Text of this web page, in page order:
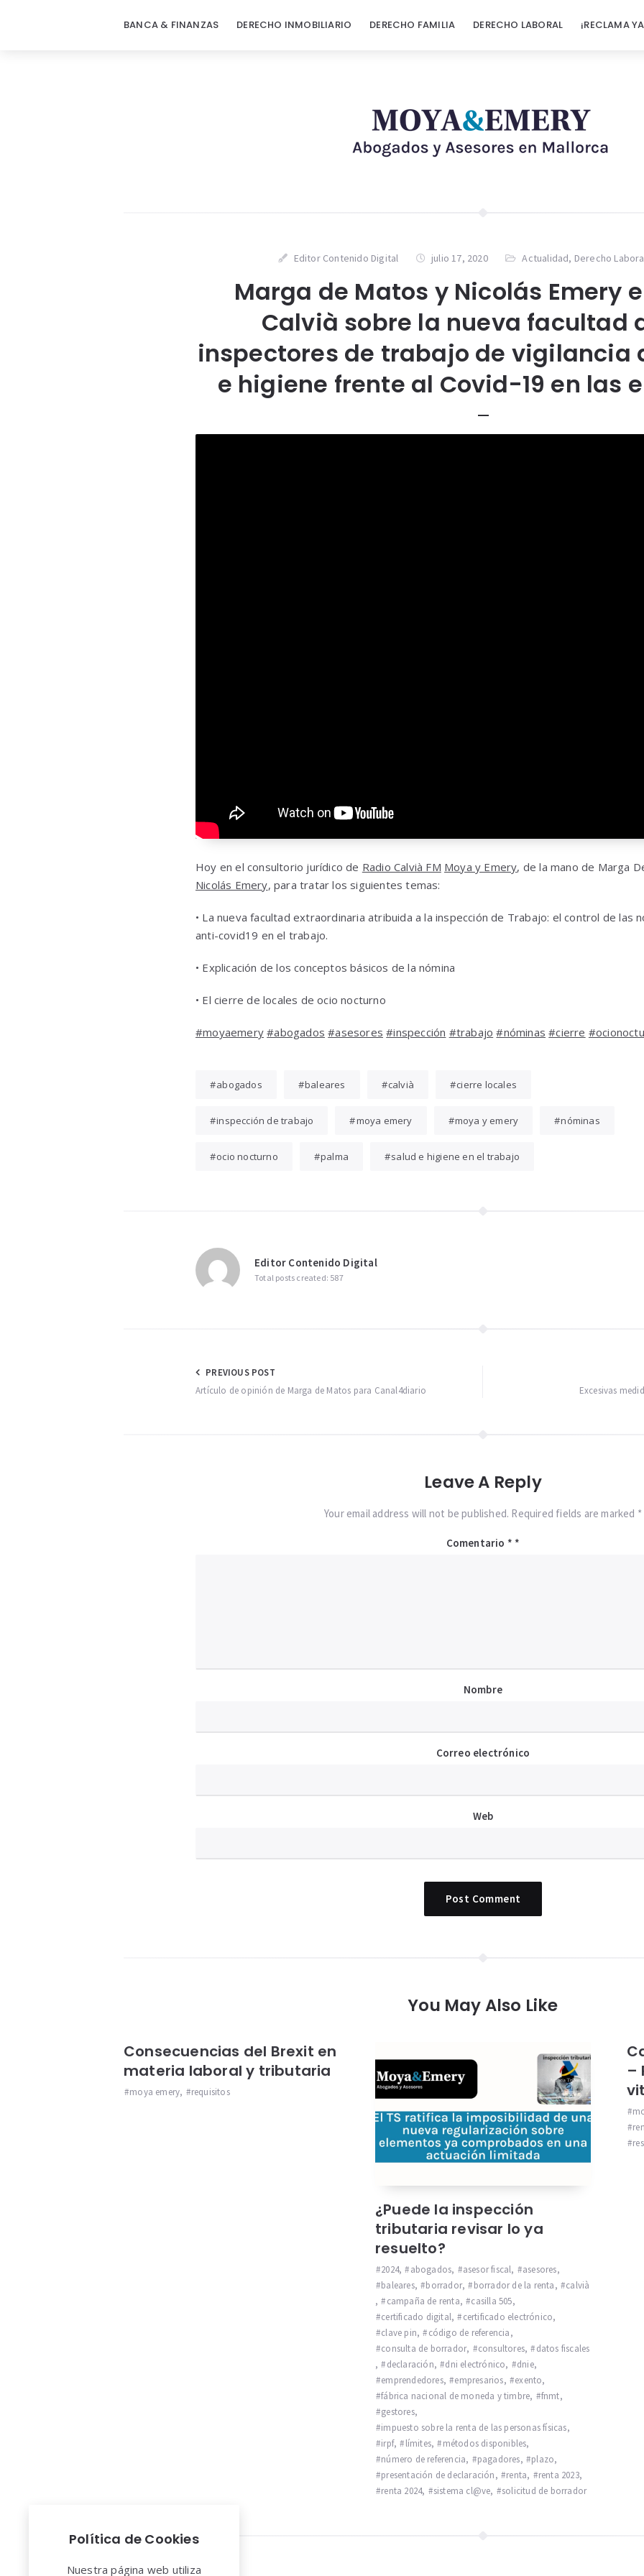
BANCA & FINANZAS DERECHO INMOBILIARIO DERECHO FAMILIA DERECHO LABORAL ¡RECLAMA
Editor Contenido Digital julio 17, 2020 Actualidad, Derecho
Marga de Matos y Nicolás Emery
Calvià sobre la nueva facultad
inspectores de trabajo de vigilancia
e higiene frente al Covid-19 en las
Hoy en el consultorio jurídico de Radio Calvià FM Moya y Emery, de la mano de Marga
Nicolás Emery, para tratar los siguientes temas:
• La nueva facultad extraordinaria atribuida a la inspección de Trabajo: el control de las
anti-covid19 en el trabajo.
• Explicación de los conceptos básicos de la nómina
• El cierre de locales de ocio nocturno
#moyaemery #abogados #asesores #inspección #trabajo #nóminas #cierre
abogados baleares calvià cierre locales
inspección de trabajo moya emery moya y emery nóminas
ocio nocturno palma salud e higiene en el trabajo
Editor Contenido Digital
Total posts created: 587
Navegación
de
PREVIOUS POST
Artículo de opinión de Marga de Matos para Canal4diario
Excesivas
Leave A Reply
Your email address will not be published. Required fields are marked *
Comentario *
Nombre
Correo electrónico
Web
You May Also Like
Consecuencias del Brexit en
materia laboral y tributaria
moya emery, requisitos
¿Puede la inspección
tributaria revisar lo ya
resuelto?
2024, abogados, asesor fiscal, asesores,
baleares, borrador, borrador de la renta,
calvià
,
campaña de renta, casilla 505,
certificado digital, certificado electrónico,
clave pin, código de referencia,
consulta de borrador, consultores,
datos fiscales
,
declaración, dni electrónico, dnie,
emprendedores, empresarios, exento,
fábrica nacional de moneda y timbre, fnmt,
gestores,
impuesto sobre la renta de las personas físicas,
irpf, límites, métodos disponibles,
número de referencia, pagadores, plazo,
presentación de declaración, renta, renta 2023,
renta 2024, sistema cl@ve, solicitud de borrador
–
Política de Cookies
Nuestra página web utiliza